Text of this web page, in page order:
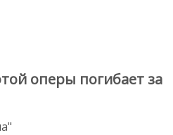
оперы погибает за